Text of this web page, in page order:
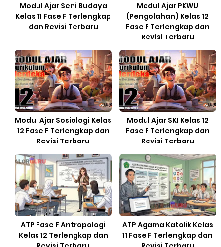
Modul Ajar Seni Budaya
Kelas 11 Fase F Terlengkap
dan Revisi Terbaru
Modul Ajar PKWU
(Pengolahan) Kelas 12
Fase F Terlengkap dan
Revisi Terbaru
Modul Ajar Sosiologi Kelas
12 Fase F Terlengkap dan
Revisi Terbaru
Modul Ajar SKI Kelas 12
Fase F Terlengkap dan
Revisi Terbaru
ATP Fase F Antropologi
Kelas 12 Terlengkap dan
ATP Agama Katolik Kelas
11 Fase F Terlengkap dan